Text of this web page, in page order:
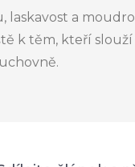
laskavost a
k těm, kteří